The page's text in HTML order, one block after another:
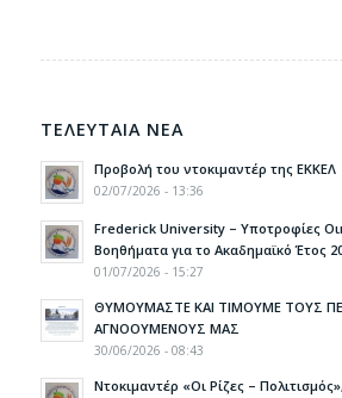
ΤΕΛΕΥΤΑΙΑ ΝΕΑ
Προβολή του ντοκιμαντέρ της ΕΚΚΕΛ
02/07/2026 - 13:36
Frederick University – Υποτροφίες
Βοηθήματα για το Ακαδημαϊκό Έτος
01/07/2026 - 15:27
ΘΥΜΟΥΜΑΣΤΕ ΚΑΙ ΤΙΜΟΥΜΕ ΤΟΥΣ
ΑΓΝΟΟΥΜΕΝΟΥΣ ΜΑΣ
30/06/2026 - 08:43
Ντοκιμαντέρ «Οι Ρίζες –